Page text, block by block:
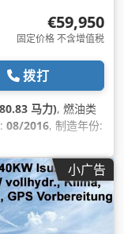
€59,950
固定价格 不含增值税
拨打
马力), 燃油类
08/2016, 制造年份:
小广告